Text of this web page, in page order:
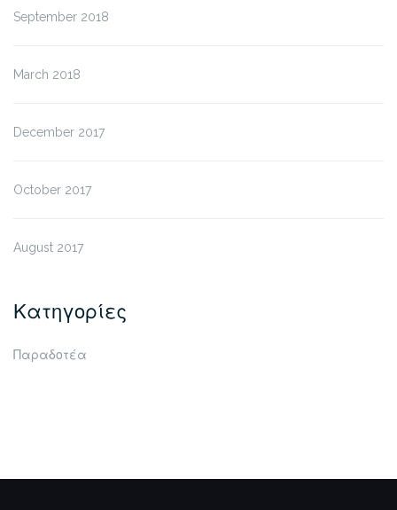
September 2018
March 2018
December 2017
October 2017
August 2017
Κατηγορίες
Παραδοτέα